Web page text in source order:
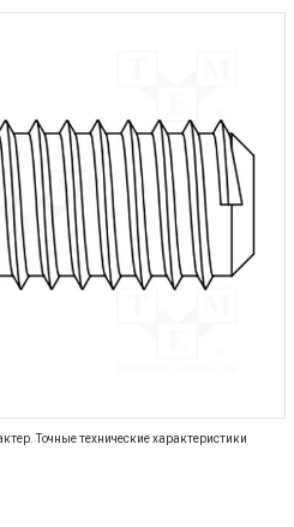
Точные технические характеристики